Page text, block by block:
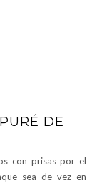
DE
con prisas por el
sea de vez en